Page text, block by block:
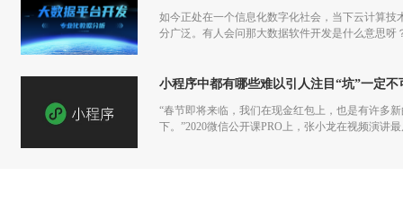
如今正处在一个信息化数字化社会，当下云计算
分广泛。有人会问那大数据软件开发是什么意思呀
小程序中都有哪些难以引人注目“坑”一定不
“春节即将来临，我们在现金红包上，也是有许多
下。”2020微信公开课PRO上，张小龙在视频演讲